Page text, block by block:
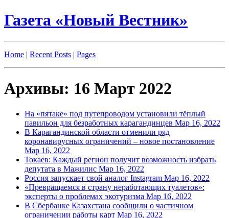
Газета «Новый Вестник»
Home | Recent Posts | Pages
Архивы: 16 Март 2022
На «пятаке» под путепроводом установили тёплый
павильон для безработных карагандинцев Мар 16, 2022
В Карагандинской области отменили ряд
коронавирусных ограничений – новое постановление
Мар 16, 2022
Токаев: Каждый регион получит возможность избрать
депутата в Мажилис Мар 16, 2022
Россия запускает свой аналог Instagram Мар 16, 2022
«Превращаемся в страну неработающих туалетов»:
эксперты о проблемах экотуризма Мар 16, 2022
В Сбербанке Казахстана сообщили о частичном
ограничении работы карт Мар 16, 2022